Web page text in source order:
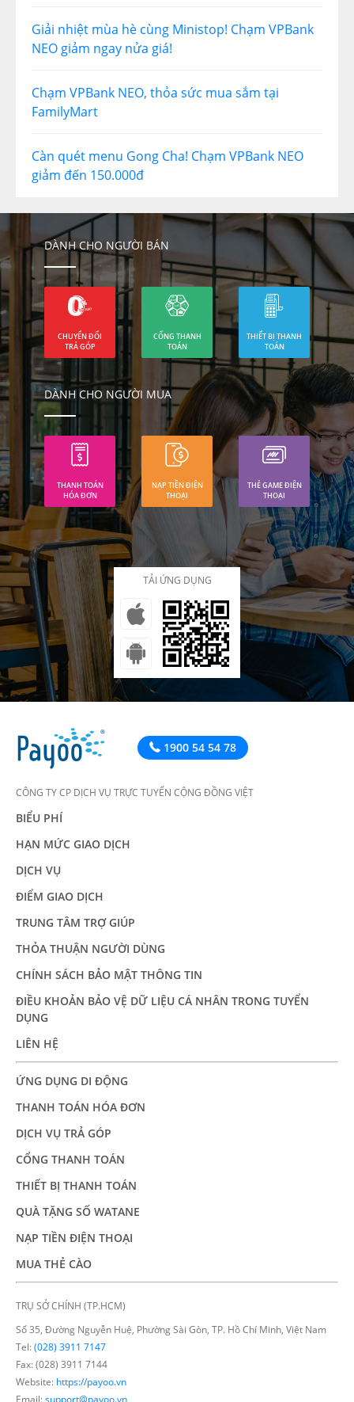
Giải nhiệt mùa hè cùng Ministop! Chạm VPBank
NEO giảm ngay nửa giá!
Chạm VPBank NEO, thỏa sức mua sắm tại
FamilyMart
Càn quét menu Gong Cha! Chạm VPBank NEO
giảm đến 150.000đ
DÀNH CHO NGƯỜI BÁN
CHUYỂN ĐỔI
TRẢ GÓP
CỔNG THANH
TOÁN
THIẾT BỊ THANH
TOÁN
DÀNH CHO NGƯỜI MUA
THANH TOÁN
HÓA ĐƠN
NẠP TIỀN ĐIỆN
THOẠI
THẺ GAME ĐIỆN
THOẠI
TẢI ỨNG DỤNG
1900 54 54 78
CÔNG TY CP DỊCH VỤ TRỰC TUYẾN CỘNG ĐỒNG VIỆT
BIỂU PHÍ
HẠN MỨC GIAO DỊCH
DỊCH VỤ
ĐIỂM GIAO DỊCH
TRUNG TÂM TRỢ GIÚP
THỎA THUẬN NGƯỜI DÙNG
CHÍNH SÁCH BẢO MẬT THÔNG TIN
ĐIỀU KHOẢN BẢO VỆ DỮ LIỆU CÁ NHÂN TRONG TUYỂN
DỤNG
LIÊN HỆ
ỨNG DỤNG DI ĐỘNG
THANH TOÁN HÓA ĐƠN
DỊCH VỤ TRẢ GÓP
CỔNG THANH TOÁN
THIẾT BỊ THANH TOÁN
QUÀ TẶNG SỐ WATANE
NẠP TIỀN ĐIỆN THOẠI
MUA THẺ CÀO
TRỤ SỞ CHÍNH (TP.HCM)
Số 35, Đường Nguyễn Huệ, Phường Sài Gòn, TP. Hồ Chí Minh, Việt Nam
Tel:(028) 3911 7147
Fax: (028) 3911 7144
Website: https://payoo.vn
Email:support@payoo.vn